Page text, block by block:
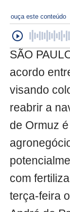
ouça este conteúdo
SÃO
acordo
visando
reabrir a
de Ormuz
com
terça-feira